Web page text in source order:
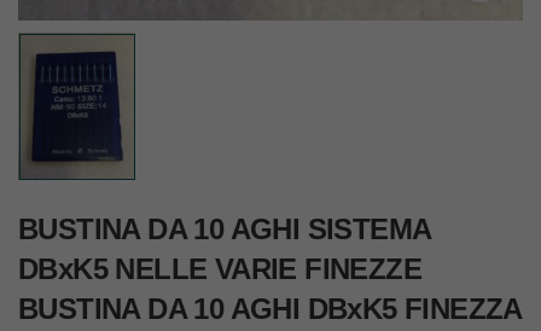
BUSTINA DA 10 AGHI SISTEMA
DBxK5 NELLE VARIE FINEZZE
BUSTINA DA 10 AGHI DBxK5 FINEZZA